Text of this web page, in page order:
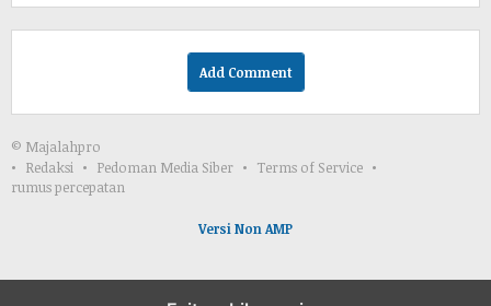
Add Comment
© Majalahpro
Redaksi
Pedoman Media Siber
Terms of Service
rumus percepatan
Versi Non AMP